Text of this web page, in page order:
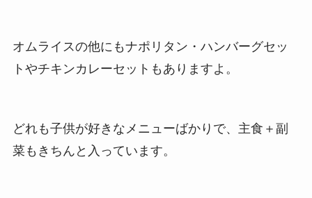
オムライスの他にもナポリタン・ハンバーグセッ
トやチキンカレーセットもありますよ。
どれも子供が好きなメニューばかりで、主食＋副
菜もきちんと入っています。